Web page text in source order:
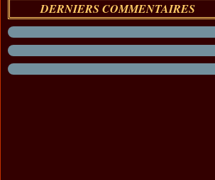
DERNIERS COMMENTAIRES